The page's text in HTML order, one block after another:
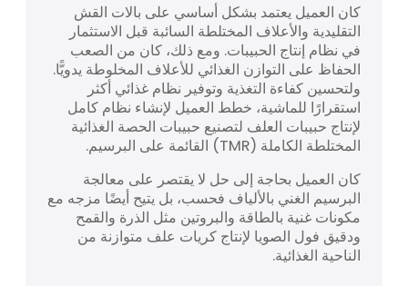
كان العميل يعتمد بشكل أساسي على بالات القش
التقليدية والأعلاف المختلطة السائبة قبل الاستثمار
في نظام إنتاج الحبيبات. ومع ذلك، كان من الصعب
الحفاظ على التوازن الغذائي للأعلاف المخلوطة يدويًّا.
ولتحسين كفاءة التغذية وتوفير نظام غذائي أكثر
استقرارًا للماشية، خطط العميل لإنشاء نظام كامل
لإنتاج حبيبات العلف لتصنيع حبيبات الحصة الغذائية
المختلطة الكاملة (TMR) القائمة على البرسيم.
كان العميل بحاجة إلى حل لا يقتصر على معالجة
البرسيم الغني بالألياف فحسب، بل يتيح أيضًا مزجه مع
مكونات غنية بالطاقة والبروتين مثل الذرة والقمح
ودقيق فول الصويا لإنتاج كريات علف متوازنة من
الناحية الغذائية.